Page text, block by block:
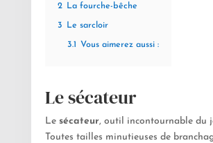
2 La fourche-bêche
3 Le sarcloir
3.1 Vous aimerez aussi :
Le sécateur
Le sécateur, outil incontournable du
Toutes tailles minutieuses de